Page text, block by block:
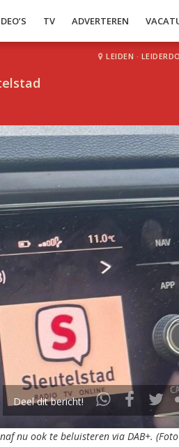
TV ADVERTEREN
LEIDEN ·
Deel dit bericht!
nu ook te beluisteren via DAB+.